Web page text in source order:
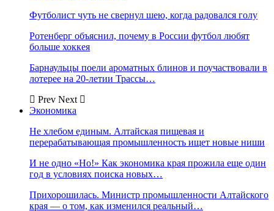
Футболист чуть не свернул шею, когда радовался голу
Ротенберг объяснил, почему в России футбол любят
больше хоккея
Барнаульцы поели ароматных блинов и поучаствовали в
лотерее на 20-летии Трассы…
Prev Next
Экономика
Не хлебом единым. Алтайская пищевая и
перерабатывающая промышленность ищет новые ниши
И не одно «Но!» Как экономика края прожила еще один
год в условиях поиска новых…
Прихорошилась. Министр промышленности Алтайского
края — о том, как изменился реальный…